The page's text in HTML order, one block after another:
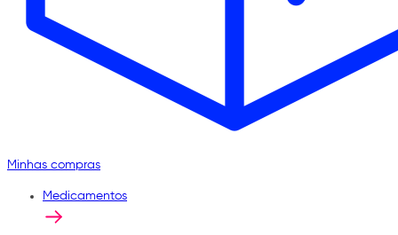
Minhas compras
Medicamentos